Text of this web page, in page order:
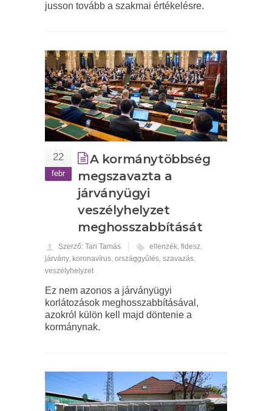
jusson tovább a szakmai értékelésre.
22
febr
A kormánytöbbség
megszavazta a
járványügyi
veszélyhelyzet
meghosszabbítását
Szerző: Tari Tamás ellenzék, fidesz,
járvány, koronavírus, országgyűlés, szavazás,
veszélyhelyzet
Ez nem azonos a járványügyi
korlátozások meghosszabbításával,
azokról külön kell majd döntenie a
kormánynak.